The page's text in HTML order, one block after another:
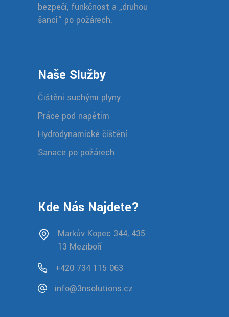
bezpečí, funkčnost a „druhou
šanci“ po požárech.
Naše Služby
Čištění suchými plyny
Práce pod napětím
Hydrodynamické čištění
Sanace po požárech
Kde Nás Najdete?
Markův Kopec 344, 435
13 Meziboří
+420 734 115 063
info@3nsolutions.cz